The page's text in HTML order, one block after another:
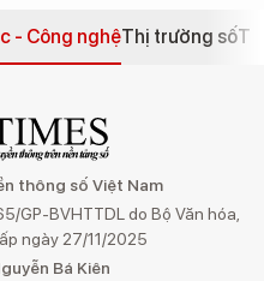
- Công nghệThị trường số
thông số Việt Nam
GP-BVHTTDL do Bộ Văn hóa,
ngày 27/11/2025
Bá Kiên